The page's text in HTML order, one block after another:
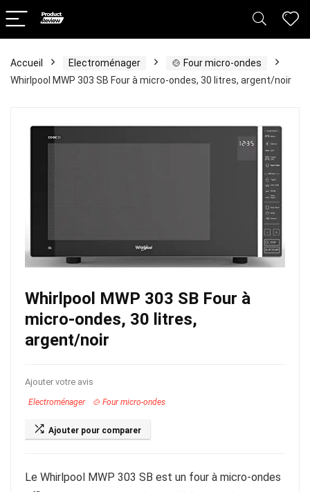
Accueil Electroménager
🍲 Four micro-ondes
Whirlpool MWP 303 SB Four à micro-ondes, 30 litres, argent/noir
Whirlpool MWP 303 SB Four à
micro-ondes, 30 litres,
argent/noir
Ajouter votre avis
Electroménager 🍲 Four micro-ondes
Ajouter pour comparer
Le Whirlpool MWP 303 SB est un four à micro-ondes